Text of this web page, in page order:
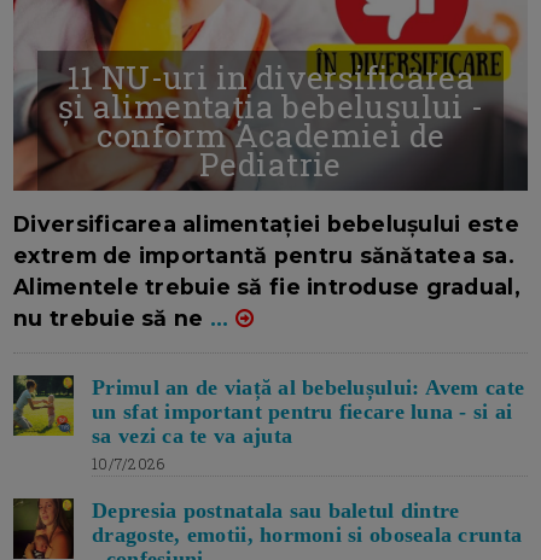
11 NU-uri in diversificarea
și alimentația bebelușului -
conform Academiei de
Pediatrie
Diversificarea alimentației bebelușului este
extrem de importantă pentru sănătatea sa.
Alimentele trebuie să fie introduse gradual,
nu trebuie să ne ...
Primul an de viață al bebelușului: Avem cate
un sfat important pentru fiecare luna - si ai
sa vezi ca te va ajuta
10/7/2026
Depresia postnatala sau baletul dintre
dragoste, emotii, hormoni si oboseala crunta